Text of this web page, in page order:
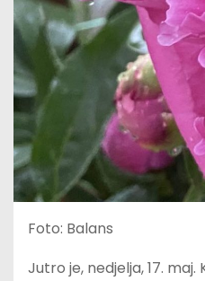
Foto: Balans
Jutro je, nedjelja, 17.